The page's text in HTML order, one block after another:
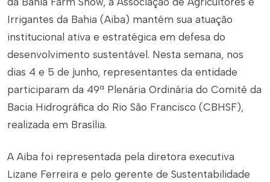
Irrigantes da Bahia (Aiba) mantém sua atuação
institucional ativa e estratégica em defesa do
desenvolvimento sustentável. Nesta semana, nos
dias 4 e 5 de junho, representantes da entidade
participaram da 49ª Plenária Ordinária do Comitê da
Bacia Hidrográfica do Rio São Francisco (CBHSF),
realizada em Brasília.
A Aiba foi representada pela diretora executiva
Lizane Ferreira e pelo gerente de Sustentabilidade